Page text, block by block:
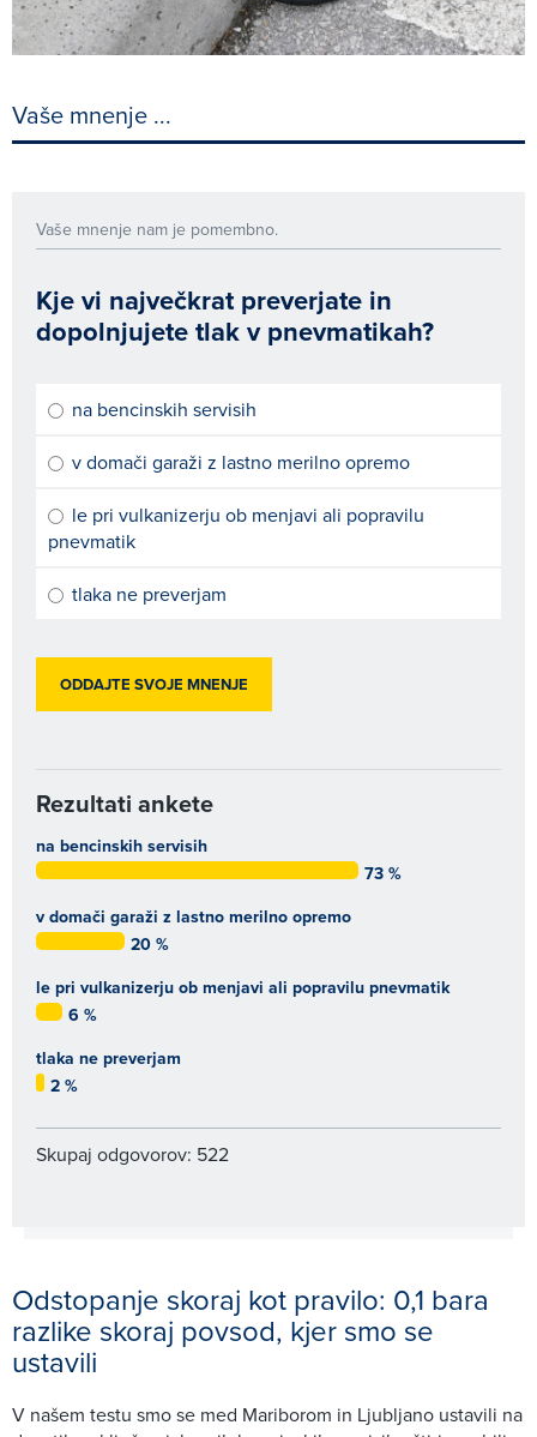
Vaše mnenje ...
Vaše mnenje nam je pomembno.
Kje vi največkrat preverjate in
dopolnjujete tlak v pnevmatikah?
na bencinskih servisih
v domači garaži z lastno merilno opremo
le pri vulkanizerju ob menjavi ali popravilu
pnevmatik
tlaka ne preverjam
Rezultati ankete
na bencinskih servisih
73 %
v domači garaži z lastno merilno opremo
20 %
le pri vulkanizerju ob menjavi ali popravilu pnevmatik
6 %
tlaka ne preverjam
2 %
Skupaj odgovorov: 522
Odstopanje skoraj kot pravilo: 0,1 bara
razlike skoraj povsod, kjer smo se
ustavili
V našem testu smo se med Mariborom in Ljubljano ustavili na